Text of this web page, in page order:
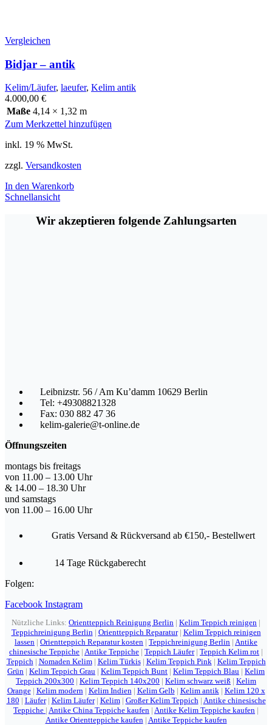
Vergleichen
Bidjar – antik
Kelim/Läufer, laeufer, Kelim antik
4.000,00 €
Maße 4,14 × 1,32 m
Zum Merkzettel hinzufügen
inkl. 19 % MwSt.
zzgl. Versandkosten
In den Warenkorb
Schnellansicht
Wir akzeptieren folgende Zahlungsarten
Leibnizstr. 56 / Am Ku’damm 10629 Berlin
Tel: +49308821328
Fax: 030 882 47 36
kelim-galerie@t-online.de
Öffnungszeiten
montags bis freitags
von 11.00 – 13.00 Uhr
& 14.00 – 18.30 Uhr
und samstags
von 11.00 – 16.00 Uhr
Gratis Versand & Rückversand ab €150,- Bestellwert
14 Tage Rückgaberecht
Folgen:
Facebook Instagram
Nützliche Links: Orientteppich Reinigung Berlin | Kelim Teppich reinigen |
Teppichreinigung Berlin | Orientteppich Reparatur| Kelim Teppich reinigen
lassen | Orientteppich Reparatur kosten | Teppichreinigung Berlin | Antike
chinesische Teppiche | Antike Teppiche | Teppich Läufer| Teppich Kelim rot |
Teppich | Nomaden Kelim| Kelim Türkis| Kelim Teppich Pink | Kelim Teppich
Grün | Kelim Teppich Grau | Kelim Teppich Bunt | Kelim Teppich Blau | Kelim
Teppich 200x300 | Kelim Teppich 140x200 | Kelim schwarz weiß | Kelim
Orange| Kelim modern | Kelim Indien | Kelim Gelb | Kelim antik | Kelim 120 x
180 | Läufer| Kelim Läufer| Kelim| Großer Kelim Teppich | Antike chinesische
Teppiche | Antike China Teppiche kaufen | Antike Kelim Teppiche kaufen |
Antike Orientteppiche kaufen | Antike Teppiche kaufen